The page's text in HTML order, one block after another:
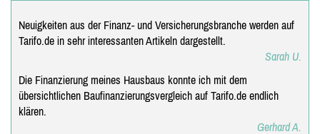
Neuigkeiten aus der Finanz- und Versicherungsbranche werden auf
Tarifo.de in sehr interessanten Artikeln dargestellt.
Sarah U.
Die Finanzierung meines Hausbaus konnte ich mit dem
übersichtlichen Baufinanzierungsvergleich auf Tarifo.de endlich
klären.
Gerhard A.